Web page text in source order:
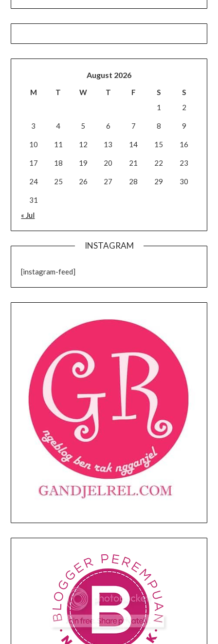
August 2026
M T W T F S
S
1
2
3 4 5 6 7 8 9
10 11 12 13 14 15 16
17 18 19 20 21 22 23
24 25 26 27 28 29 30
31
« Jul
INSTAGRAM
[instagram-feed]